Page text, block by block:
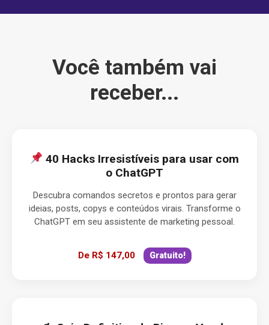
Você também vai
receber...
40 Hacks Irresistíveis para usar com
o ChatGPT
Descubra comandos secretos e prontos para gerar
ideias, posts, copys e conteúdos virais. Transforme o
ChatGPT em seu assistente de marketing pessoal.
De R$ 147,00 Gratuito!